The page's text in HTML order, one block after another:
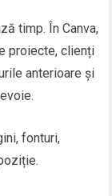
timp. În Canva,
proiecte, clienți
anterioare și
fonturi,